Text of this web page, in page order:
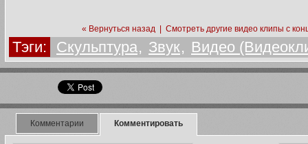
« Вернуться назад Смотреть другие видео клипы с
Тэги: Скульптура, Звук, Видео
Комментарии Комментировать